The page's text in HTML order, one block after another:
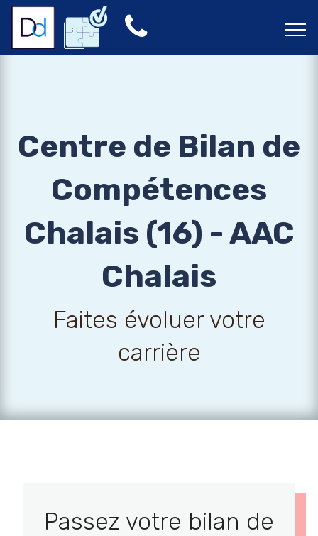
Centre de Bilan de
Compétences
Chalais (16) - AAC
Chalais
Faites évoluer votre
carrière
Passez votre bilan de